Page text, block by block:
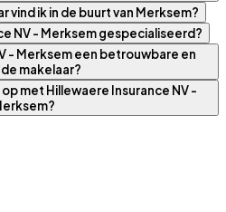
vind ik in de buurt van Merksem?
NV - Merksem gespecialiseerd?
- Merksem een betrouwbare en
makelaar?
met Hillewaere Insurance NV -